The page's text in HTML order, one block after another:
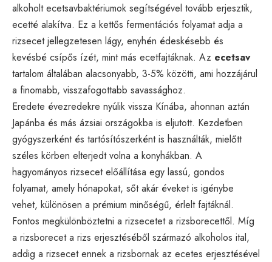
alkoholt ecetsavbaktériumok segítségével tovább erjesztik,
ecetté alakítva. Ez a kettős fermentációs folyamat adja a
rizsecet jellegzetesen lágy, enyhén édeskésebb és
kevésbé csípős ízét, mint más ecetfajtáknak. Az ecetsav
tartalom általában alacsonyabb, 3-5% közötti, ami hozzájárul
a finomabb, visszafogottabb savassághoz.
Eredete évezredekre nyúlik vissza Kínába, ahonnan aztán
Japánba és más ázsiai országokba is eljutott. Kezdetben
gyógyszerként és tartósítószerként is használták, mielőtt
széles körben elterjedt volna a konyhákban. A
hagyományos rizsecet előállítása egy lassú, gondos
folyamat, amely hónapokat, sőt akár éveket is igénybe
vehet, különösen a prémium minőségű, érlelt fajtáknál.
Fontos megkülönböztetni a rizsecetet a rizsborecettől. Míg
a rizsborecet a rizs erjesztéséből származó alkoholos ital,
addig a rizsecet ennek a rizsbornak az ecetes erjesztésével